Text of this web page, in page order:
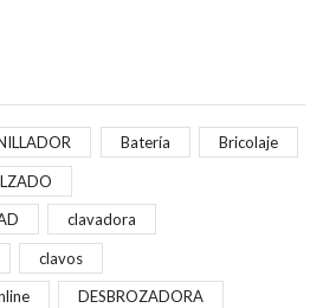
Batería Bricolaje
clavadora
clavos
DESBROZADORA